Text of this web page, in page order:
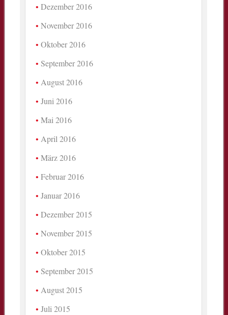
Dezember 2016
November 2016
Oktober 2016
September 2016
August 2016
Juni 2016
Mai 2016
April 2016
März 2016
Februar 2016
Januar 2016
Dezember 2015
November 2015
Oktober 2015
September 2015
August 2015
Juli 2015